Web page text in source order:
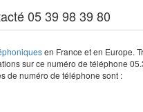
05 39 98 39 80
en France et en Europe.
sur ce numéro de téléphone
de numéro de téléphone sont :